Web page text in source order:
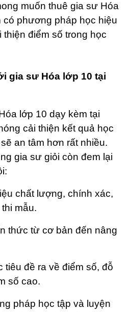
muốn thuê gia sư Hóa
có phương pháp học hiệu
điểm số trong học
gia sư Hóa lớp 10 tại
lớp 10 dạy kèm tại
cải thiện kết quả học
an tâm hơn rất nhiều.
gia sư giỏi còn đem lại
chất lượng, chính xác,
mẫu.
thức từ cơ bản đến nâng
tiêu đề ra về điểm số, đỗ
số cao.
pháp học tập và luyện